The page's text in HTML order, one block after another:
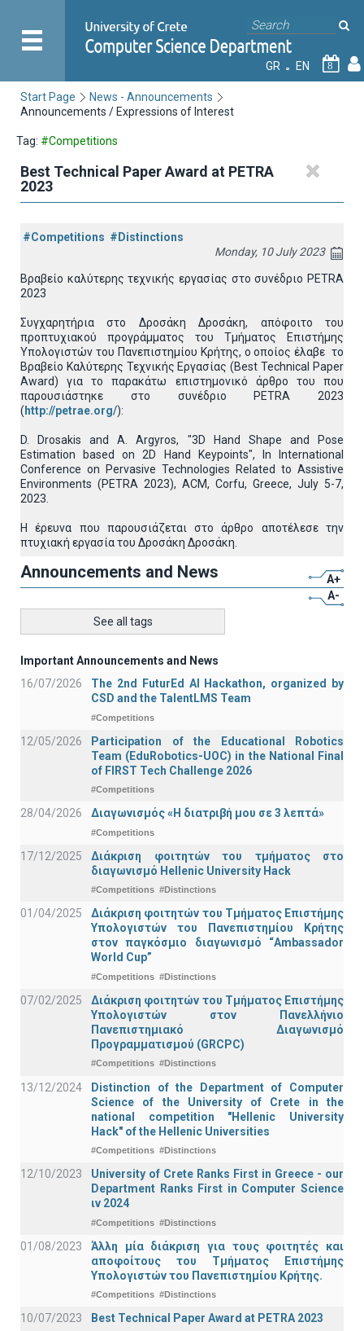
GR EN 8
Start Page
News - Announcements
Announcements / Expressions of Interest
Tag: #Competitions
Best Technical Paper Award at PETRA
2023
#Competitions #Distinctions
Monday, 10 July 2023
Βραβείο καλύτερης τεχνικής εργασίας στο συνέδριο PETRA
2023
Συγχαρητήρια στο Δροσάκη Δροσάκη, απόφοιτο του
προπτυχιακού προγράμματος του Τμήματος Επιστήμης
Υπολογιστών του Πανεπιστημίου Κρήτης, ο οποίος έλαβε το
Βραβείο Καλύτερης Τεχνικής Εργασίας (Best Technical Paper
Award) για το παρακάτω επιστημονικό άρθρο του που
παρουσιάστηκε στο συνέδριο PETRA 2023
( http://petrae.org/):
D. Drosakis and A. Argyros, "3D Hand Shape and Pose
Estimation based on 2D Hand Keypoints", In International
Conference on Pervasive Technologies Related to Assistive
Environments (PETRA 2023), ACM, Corfu, Greece, July 5-7,
2023.
Η έρευνα που παρουσιάζεται στο άρθρο αποτέλεσε την
πτυχιακή εργασία του Δροσάκη Δροσάκη.
Announcements and News
A+
A-
See all tags
Important Announcements and News
16/07/2026
The 2nd FuturEd AI Hackathon, organized by
CSD and the TalentLMS Team
#Competitions
12/05/2026
Participation of the Educational Robotics
Team (EduRobotics-UOC) in the National Final
of FIRST Tech Challenge 2026
#Competitions
28/04/2026 Διαγωνισμός «Η διατριβή μου σε 3 λεπτά»
#Competitions
17/12/2025
Διάκριση φοιτητών του τμήματος στο
διαγωνισμό Hellenic University Hack
#Competitions #Distinctions
01/04/2025
Διάκριση φοιτητών του Τμήματος Επιστήμης
Υπολογιστών του Πανεπιστημίου Κρήτης
στον παγκόσμιο διαγωνισμό “Ambassador
World Cup”
#Competitions #Distinctions
07/02/2025
Διάκριση φοιτητών του Τμήματος Επιστήμης
Υπολογιστών στον Πανελλήνιο
Πανεπιστημιακό Διαγωνισμό
Προγραμματισμού (GRCPC)
#Competitions #Distinctions
13/12/2024
Distinction of the Department of Computer
Science of the University of Crete in the
national competition "Hellenic University
Hack" of the Hellenic Universities
#Competitions #Distinctions
12/10/2023
University of Crete Ranks First in Greece - our
Department Ranks First in Computer Science
ιν 2024
#Competitions #Distinctions
01/08/2023
Άλλη μία διάκριση για τους φοιτητές και
αποφοίτους του Τμήματος Επιστήμης
Υπολογιστών του Πανεπιστημίου Κρήτης.
#Competitions #Distinctions
10/07/2023 Best Technical Paper Award at PETRA 2023